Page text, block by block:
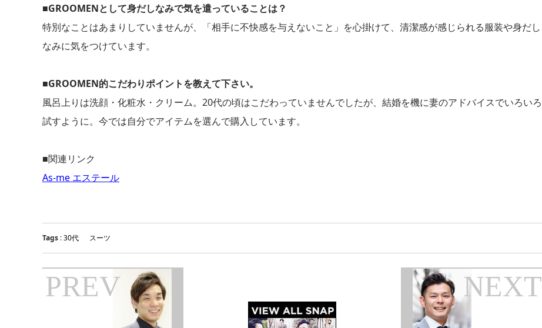
■GROOMENとして身だしなみで気を遣っていることは？
特別なことはあまりしていませんが、「相手に不快感を与えないこと」を心掛けて、清潔感が感じられる服装や身だし
なみに気をつけています。
■GROOMEN的こだわりポイントを教えて下さい。
風呂上りは洗顔・化粧水・クリーム。20代の頃はこだわっていませんでしたが、結婚を機に妻のアドバイスでいろいろ
試すように。今では自分でアイテムを選んで購入しています。
■関連リンク
As-me エステール
Tags :30代 スーツ
PREV NEXT